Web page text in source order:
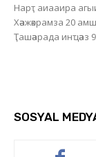
Нарҭ аиааира
Хәажәкрамза 20
Ҭашәарада инҵәаз
SOSYAL